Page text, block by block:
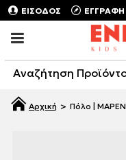
ΕΙΣΟΔΟΣ ΕΓΓΡΑΦΗ
Πόλο | ΜΑΡΕΝ